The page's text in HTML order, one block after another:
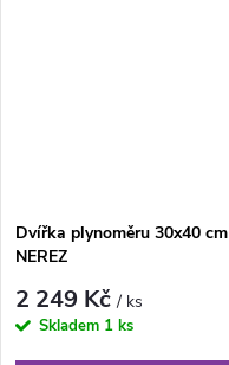
Dvířka plynoměru 30x40 cm
NEREZ
2 249 Kč/ ks
Skladem 1 ks